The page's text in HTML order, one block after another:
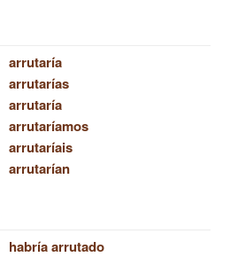
arrutaría
arrutarías
arrutaría
arrutaríamos
arrutaríais
arrutarían
habría arrutado